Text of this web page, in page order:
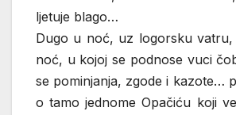
ljetuje blago…
Dugo u noć, uz logorsku
noć, u kojoj se podnose vuci
se pominjanja, zgode i kazote…
o tamo jednome Opačiću koji